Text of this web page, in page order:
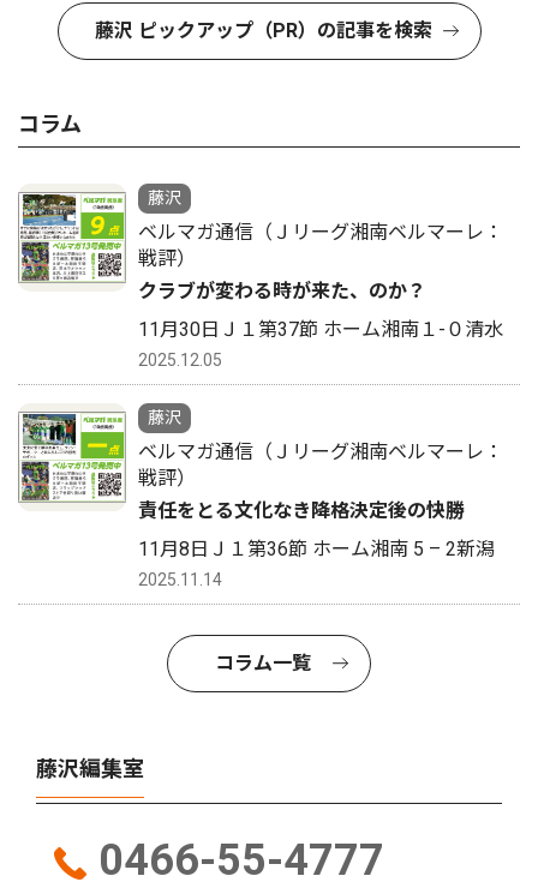
藤沢 ピックアップ（PR）の記事を検索
コラム
藤沢
ベルマガ通信（Ｊリーグ湘南ベルマーレ：
戦評）
クラブが変わる時が来た、のか？
11月30日Ｊ１第37節 ホーム湘南１-０清水
2025.12.05
藤沢
ベルマガ通信（Ｊリーグ湘南ベルマーレ：
戦評）
責任をとる文化なき降格決定後の快勝
11月8日Ｊ１第36節 ホーム湘南 5 – 2新潟
2025.11.14
コラム一覧
藤沢編集室
0466-55-4777